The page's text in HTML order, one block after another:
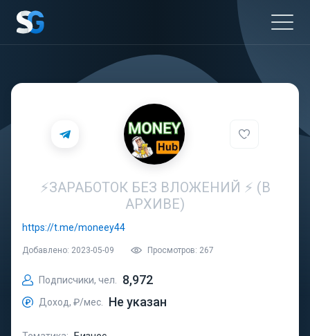
⚡️ЗАРАБОТОК БЕЗ ВЛОЖЕНИЙ ⚡️ (В
АРХИВЕ)
https://t.me/moneey44
Добавлено: 2023-05-09 Просмотров: 267
Подписчики, чел. 8,972
Доход, ₽/мес. Не указан